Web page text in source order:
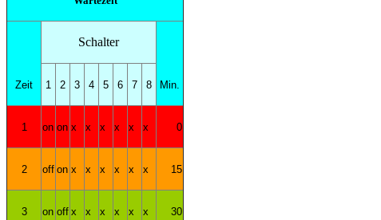
Zeit
Schalter
Min.
1 2 3 4 5 6 7 8
1 on on x x x x x x 0
2 off on x x x x x x 15
3 on off x x x x x x 30